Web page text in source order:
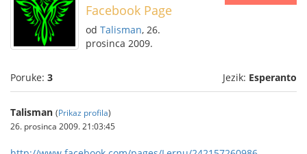
Facebook Page
od Talisman, 26.
prosinca 2009.
Poruke: 3 Jezik: Esperanto
Talisman (Prikaz profila)
26. prosinca 2009. 21:03:45